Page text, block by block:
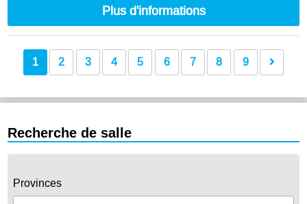
Plus d'informations
1 2 3 4 5 6 7 8 9
Recherche de salle
Provinces